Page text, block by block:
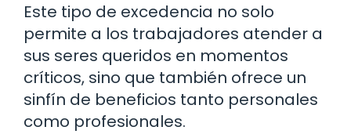
Este tipo de excedencia no solo
permite a los trabajadores atender a
sus seres queridos en momentos
críticos, sino que también ofrece un
sinfín de beneficios tanto personales
como profesionales.